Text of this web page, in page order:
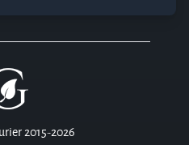
2015-2026